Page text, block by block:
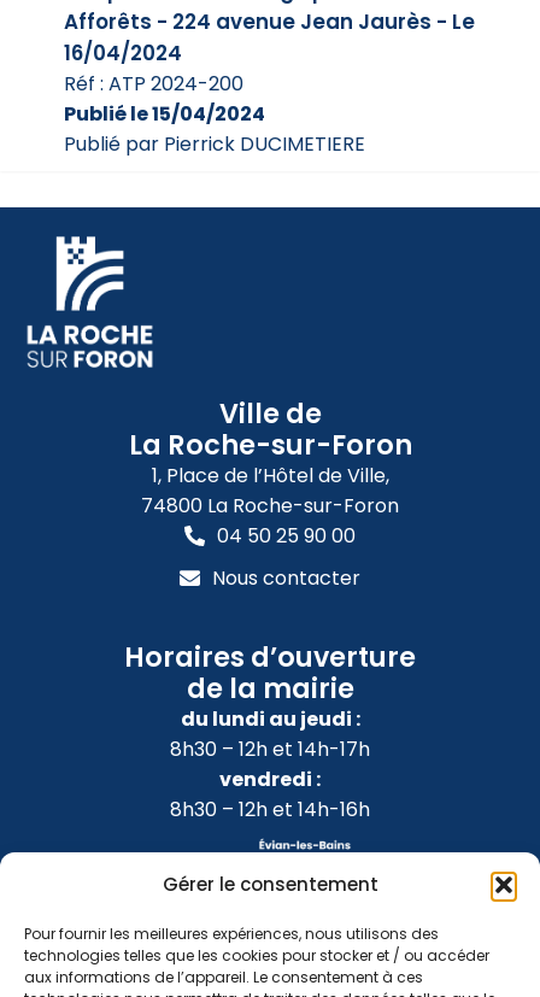
Gérer le consentement
Pour fournir les meilleures expériences, nous utilisons des
technologies telles que les cookies pour stocker et / ou accéder
aux informations de l’appareil. Le consentement à ces
Afforêts - 224 avenue Jean Jaurès - Le
16/04/2024
Réf : ATP 2024-200
Publié le 15/04/2024
Publié par Pierrick DUCIMETIERE
Ville de
La Roche-sur-Foron
1, Place de l’Hôtel de Ville,
74800 La Roche-sur-Foron
04 50 25 90 00
Nous contacter
Horaires d’ouverture
de la mairie
du lundi au jeudi :
8h30 – 12h et 14h-17h
vendredi :
8h30 – 12h et 14h-16h